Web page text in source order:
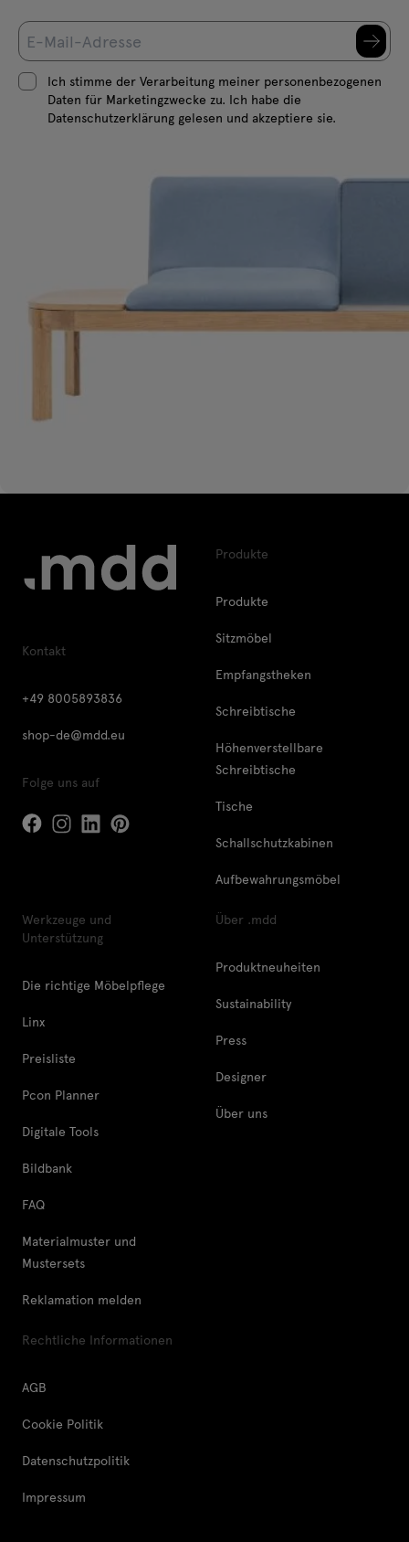
Ich stimme der Verarbeitung meiner personenbezogenen
Daten für Marketingzwecke zu. Ich habe die
Datenschutzerklärung gelesen und akzeptiere sie.
Kontakt
+49 8005893836
shop-de@mdd.eu
Folge uns auf
Produkte
Produkte
Sitzmöbel
Empfangstheken
Schreibtische
Höhenverstellbare
Schreibtische
Tische
Schallschutzkabinen
Aufbewahrungsmöbel
Werkzeuge und
Unterstützung
Die richtige Möbelpflege
Linx
Preisliste
Pcon Planner
Digitale Tools
Bildbank
FAQ
Materialmuster und
Mustersets
Reklamation melden
Über .mdd
Produktneuheiten
Sustainability
Press
Designer
Über uns
Rechtliche Informationen
AGB
Cookie Politik
Datenschutzpolitik
Impressum